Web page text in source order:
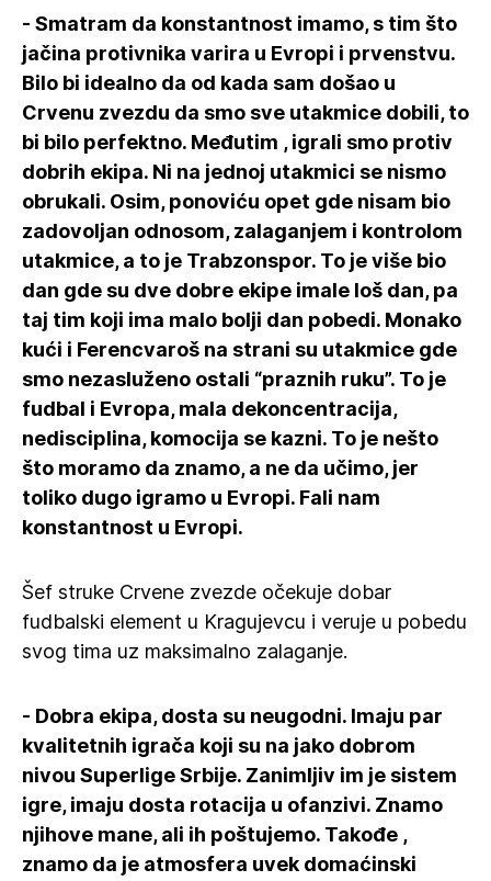
- Smatram da konstantnost imamo, s tim što
jačina protivnika varira u Evropi i prvenstvu.
Bilo bi idealno da od kada sam došao u
Crvenu zvezdu da smo sve utakmice dobili, to
bi bilo perfektno. Međutim , igrali smo protiv
dobrih ekipa. Ni na jednoj utakmici se nismo
obrukali. Osim, ponoviću opet gde nisam bio
zadovoljan odnosom, zalaganjem i kontrolom
utakmice, a to je Trabzonspor. To je više bio
dan gde su dve dobre ekipe imale loš dan, pa
taj tim koji ima malo bolji dan pobedi. Monako
kući i Ferencvaroš na strani su utakmice gde
smo nezasluženo ostali “praznih ruku”. To je
fudbal i Evropa, mala dekoncentracija,
nedisciplina, komocija se kazni. To je nešto
što moramo da znamo, a ne da učimo, jer
toliko dugo igramo u Evropi. Fali nam
konstantnost u Evropi.
Šef struke Crvene zvezde očekuje dobar
fudbalski element u Kragujevcu i veruje u pobedu
svog tima uz maksimalno zalaganje.
- Dobra ekipa, dosta su neugodni. Imaju par
kvalitetnih igrača koji su na jako dobrom
nivou Superlige Srbije. Zanimljiv im je sistem
igre, imaju dosta rotacija u ofanzivi. Znamo
njihove mane, ali ih poštujemo. Takođe ,
znamo da je atmosfera uvek domaćinski